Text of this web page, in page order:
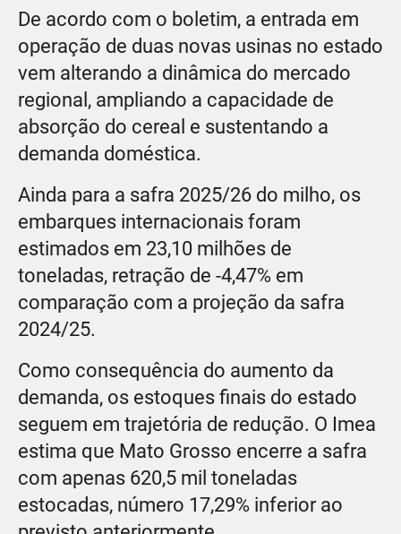
De acordo com o boletim, a entrada em
operação de duas novas usinas no estado
vem alterando a dinâmica do mercado
regional, ampliando a capacidade de
absorção do cereal e sustentando a
demanda doméstica.
Ainda para a safra 2025/26 do milho, os
embarques internacionais foram
estimados em 23,10 milhões de
toneladas, retração de -4,47% em
comparação com a projeção da safra
2024/25.
Como consequência do aumento da
demanda, os estoques finais do estado
seguem em trajetória de redução. O Imea
estima que Mato Grosso encerre a safra
com apenas 620,5 mil toneladas
estocadas, número 17,29% inferior ao